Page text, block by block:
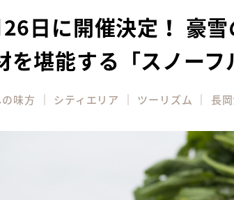
日に開催決定！ 豪
を堪能する「スノーフ
味方 ｜ シティエリア ｜ ツーリズム ｜ 長